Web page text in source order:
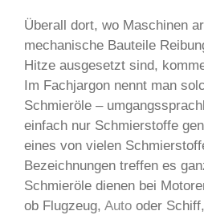
Überall dort, wo Maschinen
mechanische Bauteile
Hitze ausgesetzt sind,
Im Fachjargon nennt man
Schmieröle –
einfach nur Schmierstoffe
eines von vielen
Bezeichnungen treffen es
Schmieröle dienen bei
ob Flugzeug, Auto oder